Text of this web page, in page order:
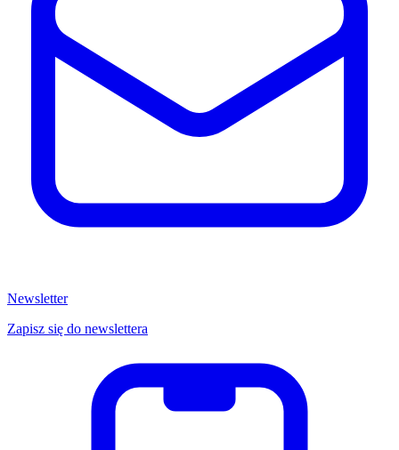
Newsletter
Zapisz się do newslettera